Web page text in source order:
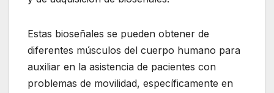
Estas bioseñales se pueden obtener de
diferentes músculos del cuerpo humano para
auxiliar en la asistencia de pacientes con
problemas de movilidad, específicamente en